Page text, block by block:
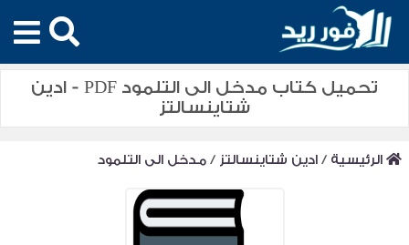
تحميل كتاب مدخل الى التلمود PDF - ادين
شتاينسالتز
الرئيسية /ادين شتاينسالتز /مدخل الى التلمود